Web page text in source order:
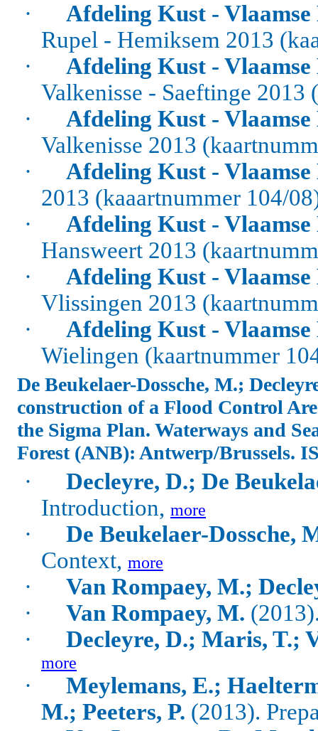
·
Afdeling Kust -
Rupel - Hemiksem 2013
·
Afdeling Kust -
Valkenisse - Saeftinge
·
Afdeling Kust -
Valkenisse 2013
·
Afdeling Kust -
2013 (kaaartnummer 104/
·
Afdeling Kust -
Hansweert 2013
·
Afdeling Kust -
Vlissingen 2013
·
Afdeling Kust -
Wielingen (kaartnummer
De Beukelaer-Dossche, M.;
construction of a Flood Control
the Sigma Plan. Waterways and
Forest (ANB): Antwerp/Brussels.
·
Decleyre, D.; De
Introduction, more
·
De Beukelaer-Dossche,
Context, more
·
Van Rompaey, M.;
·
Van Rompaey, M.
·
Decleyre, D.; Maris, T.;
more
·
Meylemans, E.;
M.; Peeters, P. (2013).